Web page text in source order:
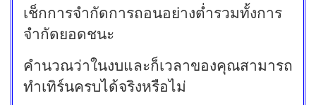
เช็กการจำกัดการถอนอย่างต่ำรวมทั้งการ
จำกัดยอดชนะ
คำนวณว่าในงบและก็เวลาของคุณสามารถ
ทำเทิร์นครบได้จริงหรือไม่